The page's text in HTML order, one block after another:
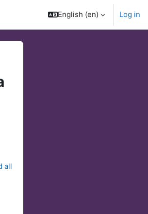
English ‎(en)‎ Log in
all